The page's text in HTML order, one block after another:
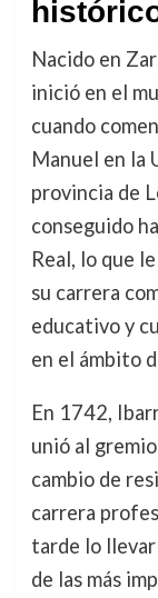
Nacido en
inició en el
cuando
Manuel en la
provincia de
conseguido
Real, lo que
su carrera
educativo y
en el ámbito
En 1742,
unió al
cambio de
carrera
tarde lo
de las más